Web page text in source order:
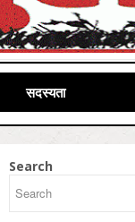
सदस्यता
Search